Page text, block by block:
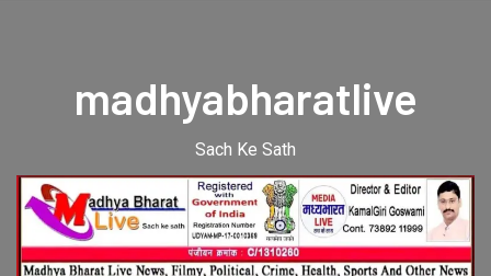
madhyabharatlive
Sach Ke Sath